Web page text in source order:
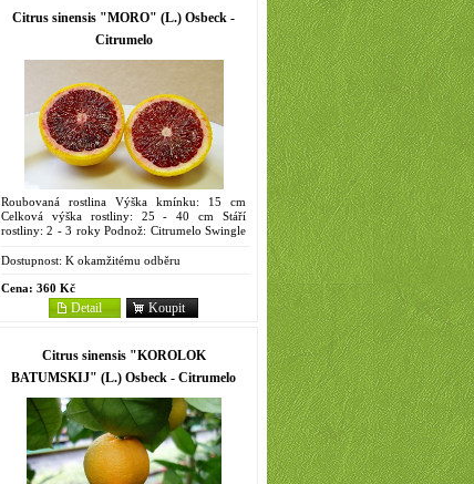
Citrus sinensis "MORO" (L.) Osbeck -
Citrumelo
Roubovaná rostlina Výška kmínku: 15 cm
Celková výška rostliny: 25 - 40 cm Stáří
rostliny: 2 - 3 roky Podnož: Citrumelo Swingle
úrodný krvavý...
Dostupnost: K okamžitému odběru
Cena: 360 Kč
Koupit
Detail
Citrus sinensis "KOROLOK
BATUMSKIJ" (L.) Osbeck - Citrumelo